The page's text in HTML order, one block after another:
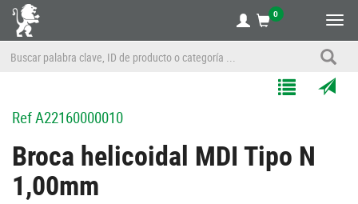
0
Listas
RefA22160000010
Broca helicoidal MDI Tipo N
1,00mm